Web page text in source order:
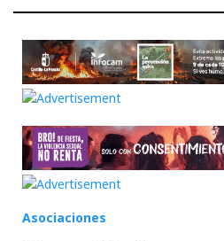
Asociaciones